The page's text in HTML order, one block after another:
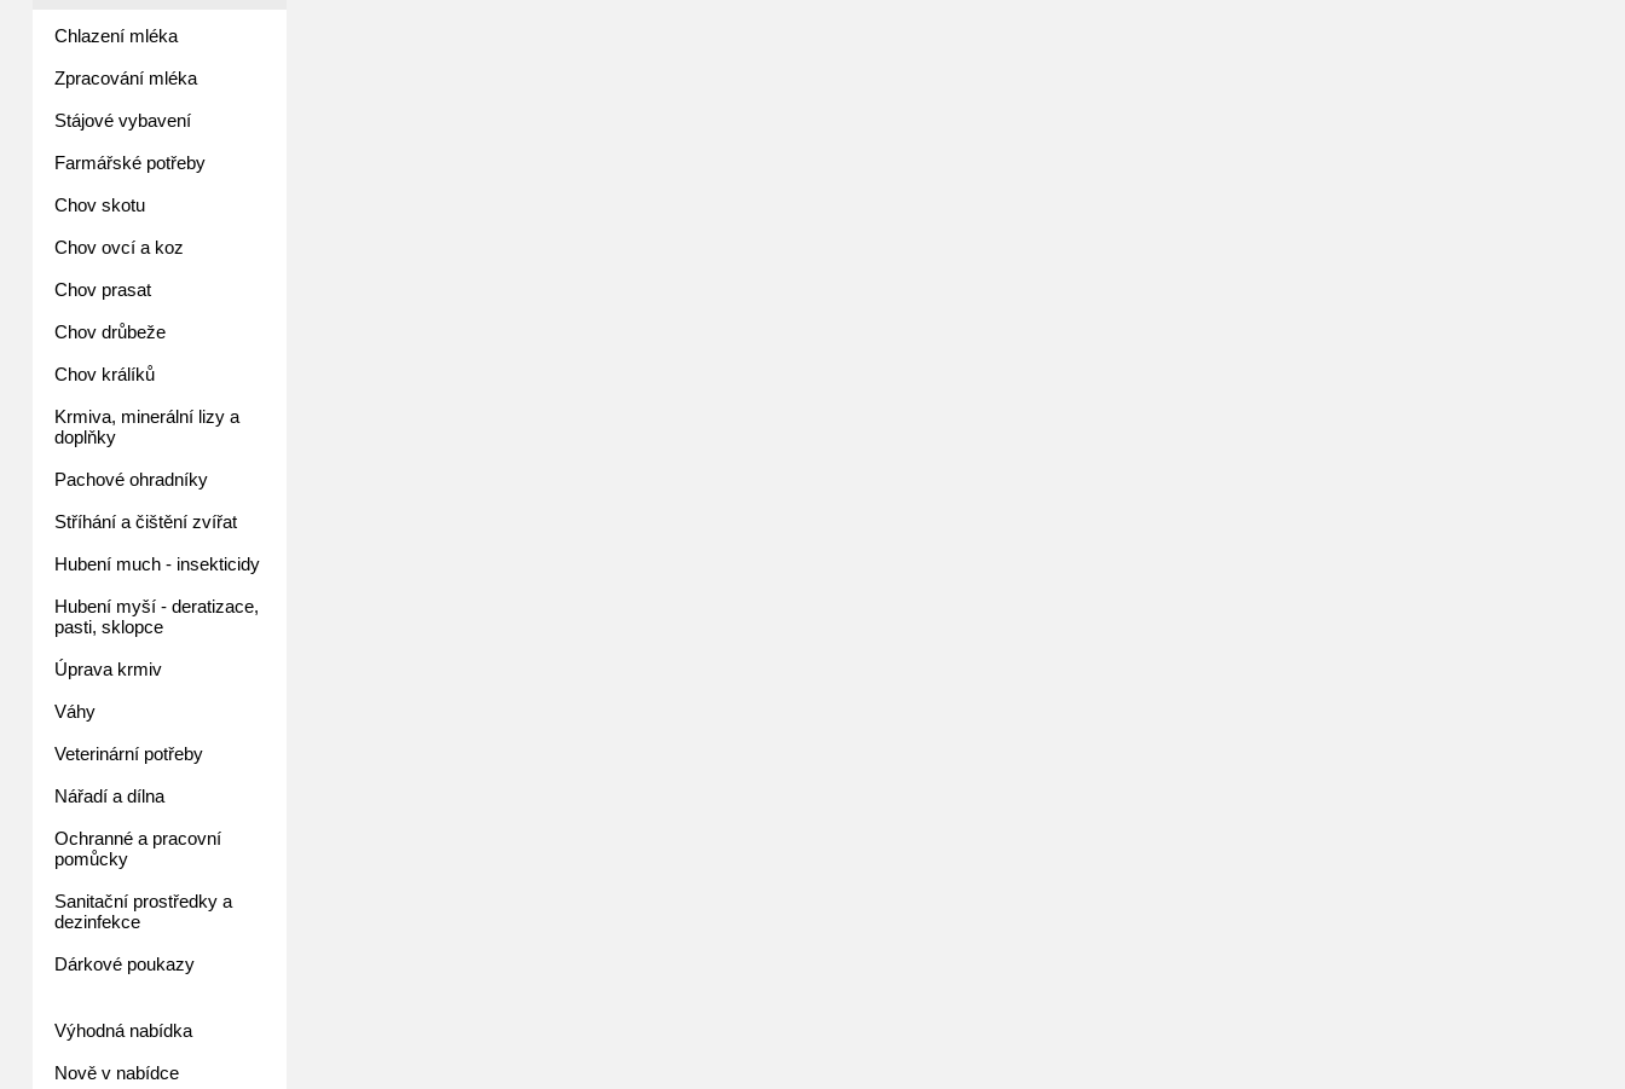
Chlazení mléka
Zpracování mléka
Stájové vybavení
Farmářské potřeby
Chov skotu
Chov ovcí a koz
Chov prasat
Chov drůbeže
Chov králíků
Krmiva, minerální lizy a
doplňky
Pachové ohradníky
Stříhání a čištění zvířat
Hubení much - insekticidy
Hubení myší - deratizace,
pasti, sklopce
Úprava krmiv
Váhy
Veterinární potřeby
Nářadí a dílna
Ochranné a pracovní
pomůcky
Sanitační prostředky a
dezinfekce
Dárkové poukazy
Výhodná nabídka
Nově v nabídce